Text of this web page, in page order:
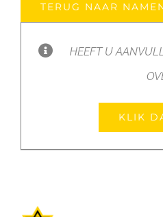
TERUG NAAR
HEEFT U
KLIK